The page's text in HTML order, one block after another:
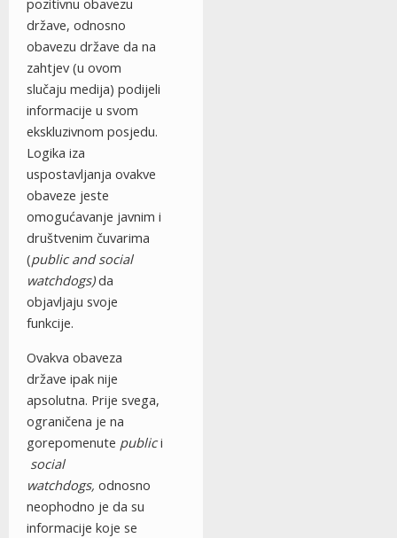
pozitivnu obavezu
države, odnosno
obavezu države da na
zahtjev (u ovom
slučaju medija) podijeli
informacije u svom
ekskluzivnom posjedu.
Logika iza
uspostavljanja ovakve
obaveze jeste
omogućavanje javnim i
društvenim čuvarima
(public and social
watchdogs)da
objavljaju svoje
funkcije.
Ovakva obaveza
države ipak nije
apsolutna. Prije svega,
ograničena je na
gorepomenute publici
social
watchdogs, odnosno
neophodno je da su
informacije koje se